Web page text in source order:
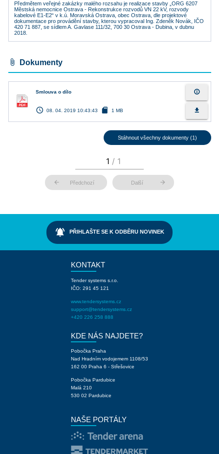
Předmětem veřejné zakázky malého rozsahu je realizace stavby „ORG 6207
Městská nemocnice Ostrava - Rekonstrukce rozvodů VN 22 kV, rozvody
kabelové E1-E2“ v k.ú. Moravská Ostrava, obec Ostrava, dle projektové
dokumentace pro provádění stavby, kterou vypracoval Ing. Zdeněk Novák, IČO
420 71 887, se sídlem A. Gavlase 111/32, 700 30 Ostrava - Dubina, v dubnu
2018.
attach_file Dokumenty
Smlouva o dílo
access_time 08. 04. 2019 10:43:43 sd_card 1 MB
info_outline
file_download
Stáhnout všechny dokumenty (1)
arrow_back Předchozí Další arrow_forward
notifications_active PŘIHLAŠTE SE K ODBĚRU NOVINEK
KONTAKT
Tender systems s.r.o.
IČO: 291 45 121
www.tendersystems.cz
support@tendersystems.cz
+420 226 258 888
KDE NÁS NAJDETE?
Pobočka Praha
Nad Hradním vodojemem 1108/53
162 00 Praha 6 - Střešovice
Pobočka Pardubice
Malá 210
530 02 Pardubice
NAŠE PORTÁLY